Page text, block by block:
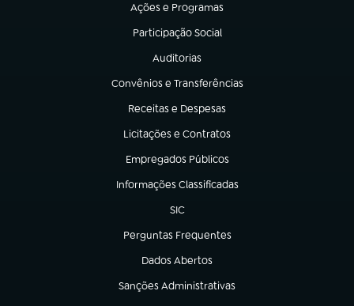
Ações e Programas
(abre em nova aba)
Participação Social
(abre em nova aba)
Auditorias
(abre em nova aba)
Convênios e Transferências
(abre em nova aba)
Receitas e Despesas
(abre em nova aba)
Licitações e Contratos
(abre em nova aba)
Empregados Públicos
(abre em nova aba)
Informações Classificadas
(abre em nova aba)
SIC
(abre em nova aba)
Perguntas Frequentes
(abre em nova aba)
Dados Abertos
(abre em nova aba)
Sanções Administrativas
(abre em nova aba)